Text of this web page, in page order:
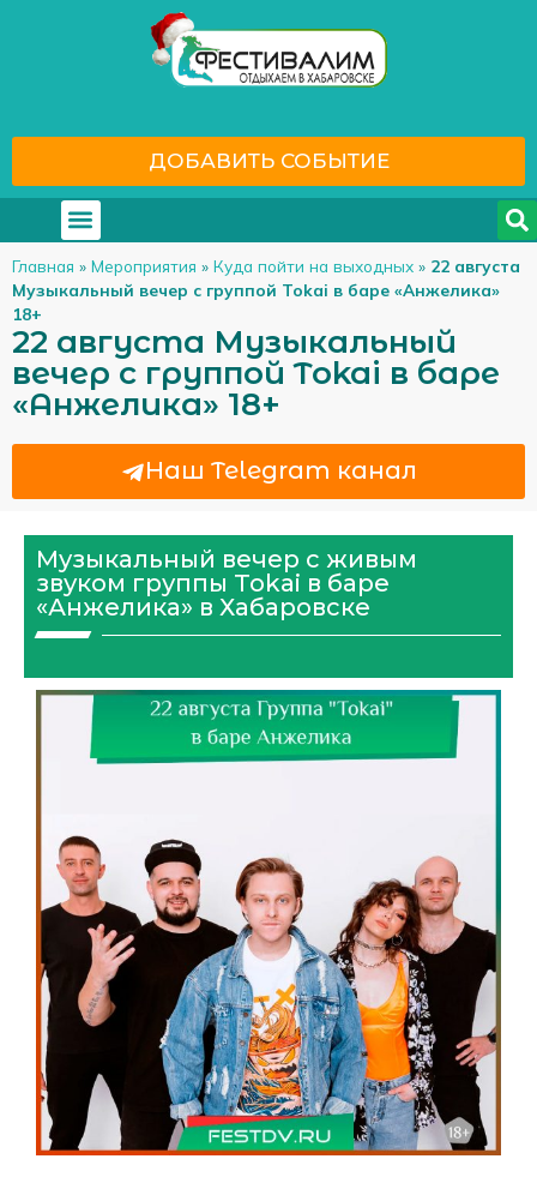
ДОБАВИТЬ СОБЫТИЕ
Главная » Мероприятия » Куда пойти на выходных » 22 августа
Музыкальный вечер с группой Tokai в баре «Анжелика»
18+
22 августа Музыкальный
вечер с группой Tokai в баре
«Анжелика» 18+
Наш Telegram канал
Музыкальный вечер с живым
звуком группы Tokai в баре
«Анжелика» в Хабаровске